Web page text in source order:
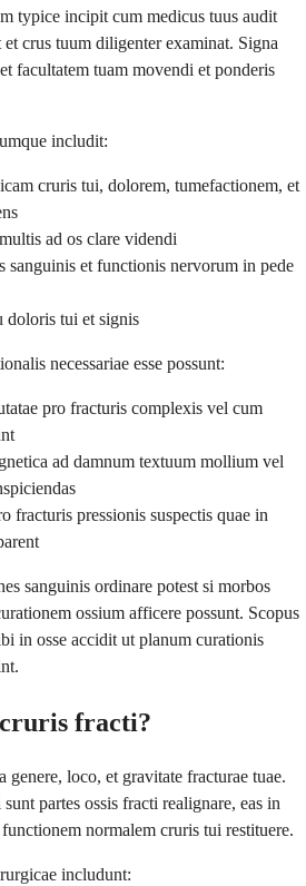
typice incipit cum medicus tuus audit
crus tuum diligenter examinat. Signa
facultatem tuam movendi et ponderis
includit:
cruris tui, dolorem, tumefactionem, et
ad os clare videndi
sanguinis et functionis nervorum in pede
doloris tui et signis
necessariae esse possunt:
pro fracturis complexis vel cum
ad damnum textuum mollium vel
fracturis pressionis suspectis quae in
sanguinis ordinare potest si morbos
ossium afficere possunt. Scopus
in osse accidit ut planum curationis
fracti?
genere, loco, et gravitate fracturae tuae.
partes ossis fracti realignare, eas in
normalem cruris tui restituere.
includunt: